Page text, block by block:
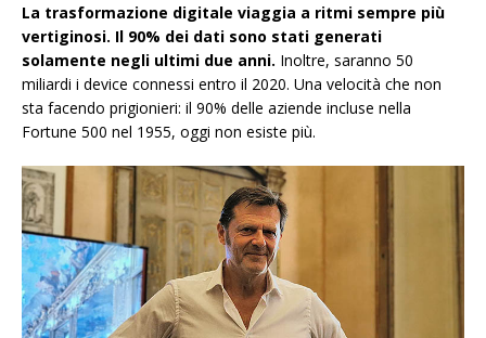
La trasformazione digitale viaggia a ritmi sempre più
vertiginosi. Il 90% dei dati sono stati generati
solamente negli ultimi due anni. Inoltre, saranno 50
miliardi i device connessi entro il 2020. Una velocità che non
sta facendo prigionieri: il 90% delle aziende incluse nella
Fortune 500 nel 1955, oggi non esiste più.